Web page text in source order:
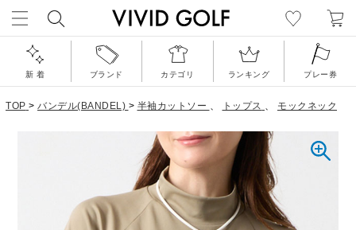
新 着 ブランド カテゴリ ランキング プレー券
TOP > バンデル(BANDEL) > 半袖カットソー 、 トップス 、 モックネック